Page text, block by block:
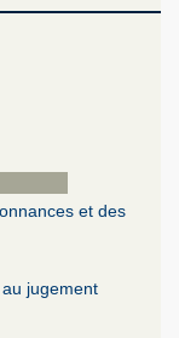
et des
jugement